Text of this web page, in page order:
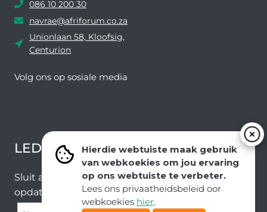
Hierdie webtuiste maak gebruik
van webkoekies om jou ervaring
op ons webtuiste te verbeter.
Lees ons privaatheidsbeleid oor
webkoekies hier.
086 10 200 30
navrae@afriforum.co.za
Unionlaan 58, Kloofsig,
Centurion
Volg ons ​​op sosiale media
LEDEVOORDELE NUUSBRIEF
Sluit aan by ons e-poslys om die nuutste nuus en
opdaterings van ons span te ontvang.